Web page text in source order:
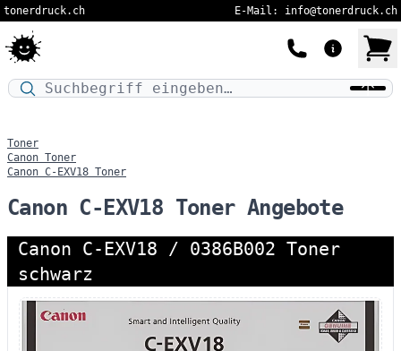
tonerdruck.ch E-Mail: info@tonerdruck.ch
Druckermodell oder Produktnamen eingeben…
Toner
Canon Toner
Canon C-EXV18 Toner
Canon C-EXV18 Toner Angebote
Canon C-EXV18 / 0386B002 Toner
schwarz